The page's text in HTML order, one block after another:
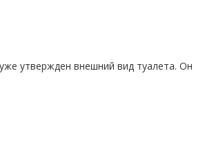
утвержден внешний вид туалета. Он